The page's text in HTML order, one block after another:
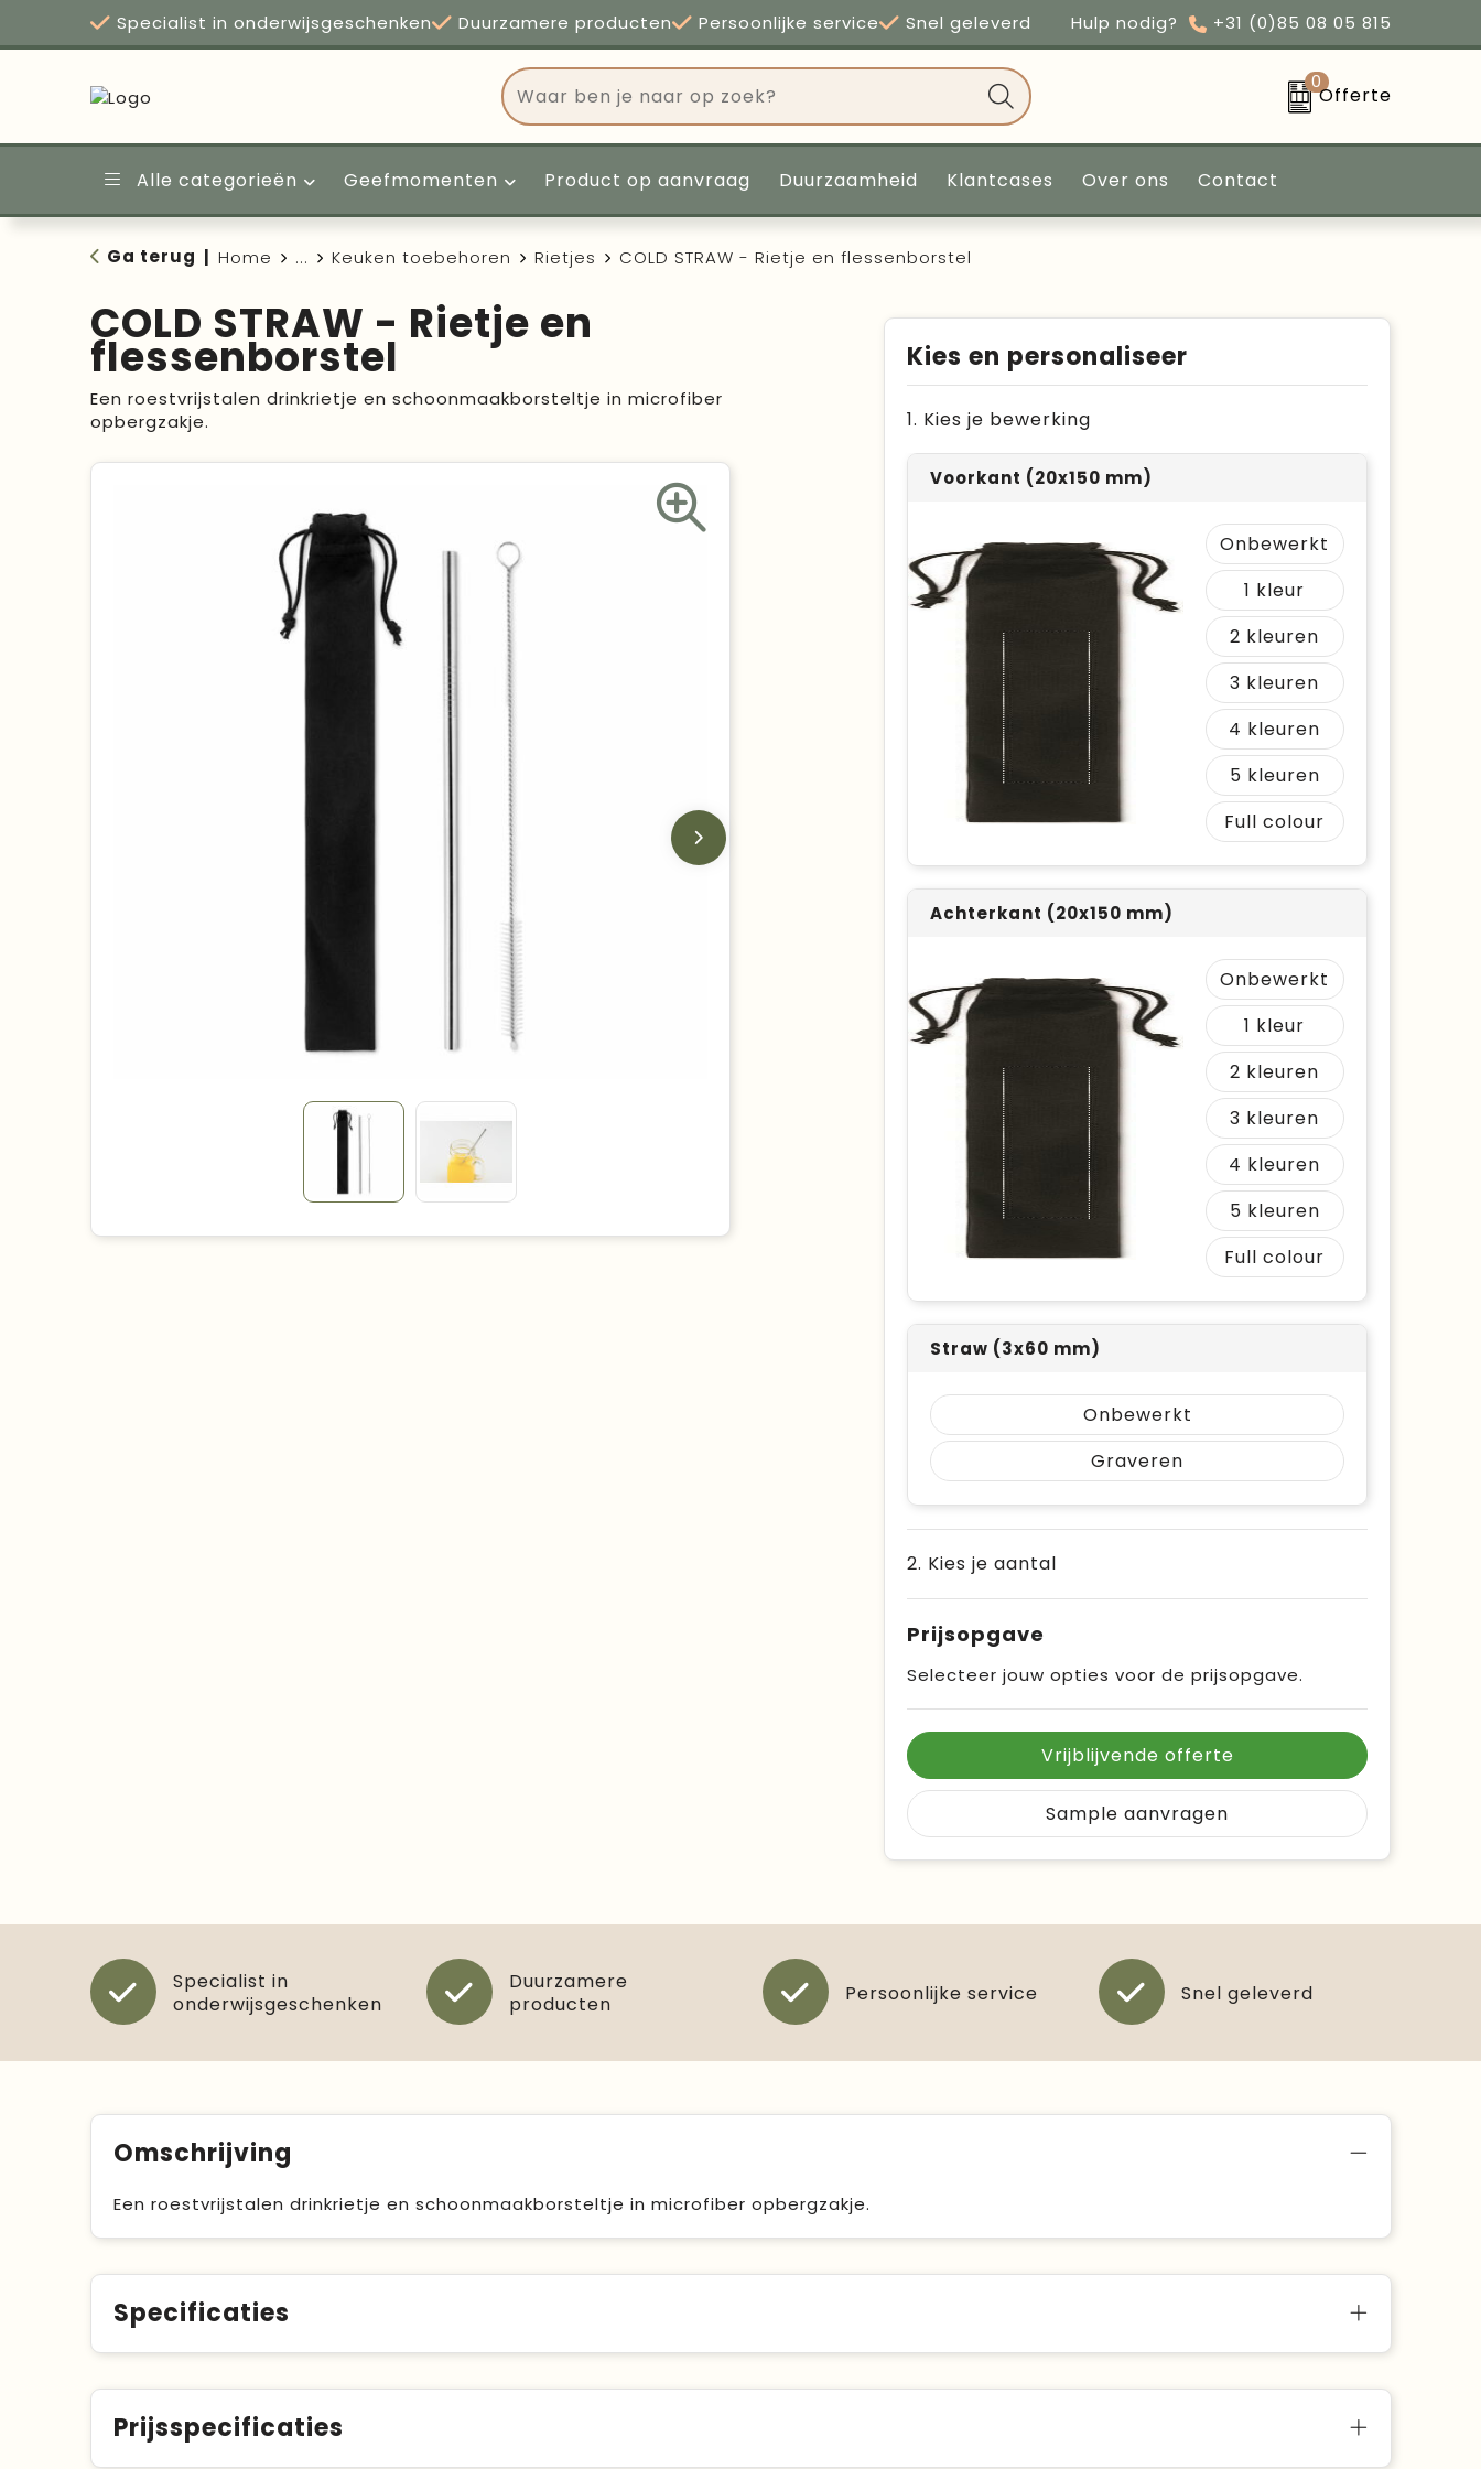
Specialist in onderwijsgeschenken Duurzamere producten Persoonlijke service Snel geleverd Hulp nodig? +31 (0)85 08 05 815
0
Offerte
Alle categorieën Geefmomenten Product op aanvraag Duurzaamheid Klantcases Over ons Contact
Ga terug Home ... Keuken toebehoren Rietjes COLD STRAW - Rietje en flessenborstel
COLD STRAW - Rietje en
flessenborstel
Een roestvrijstalen drinkrietje en schoonmaakborsteltje in microfiber
opbergzakje.
Kies en personaliseer
1. Kies je bewerking
Voorkant (20x150 mm)
Onbewerkt
1
2
3
4
5
Full colour
Achterkant (20x150 mm)
Onbewerkt
1
2
3
4
5
Full colour
Straw (3x60 mm)
Onbewerkt
Graveren
2. Kies je aantal
Prijsopgave
Selecteer jouw opties voor de prijsopgave.
Vrijblijvende offerte
Sample aanvragen
Specialist in
onderwijsgeschenken
Duurzamere
producten
Persoonlijke service Snel geleverd
Omschrijving
Een roestvrijstalen drinkrietje en schoonmaakborsteltje in microfiber opbergzakje.
Specificaties
Prijsspecificaties